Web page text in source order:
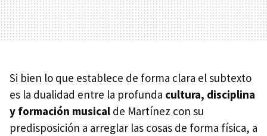
Si bien lo que establece de forma clara el subtexto
es la dualidad entre la profunda cultura, disciplina
y formación musical de Martínez con su
predisposición a arreglar las cosas de forma física, a